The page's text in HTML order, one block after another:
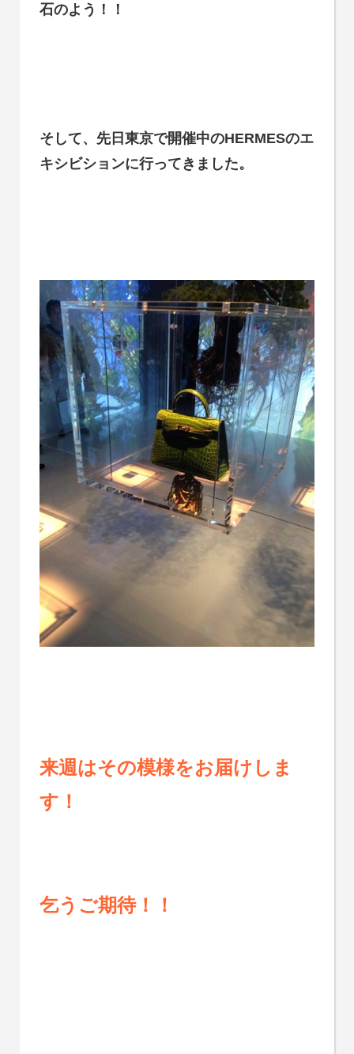
石のよう！！
そして、先日東京で開催中のHERMESのエ
キシビションに行ってきました。
来週はその模様をお届けしま
す！
乞うご期待！！